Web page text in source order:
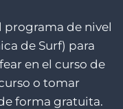
programa de nivel
de Surf) para
en el curso de
o tomar
forma gratuita.